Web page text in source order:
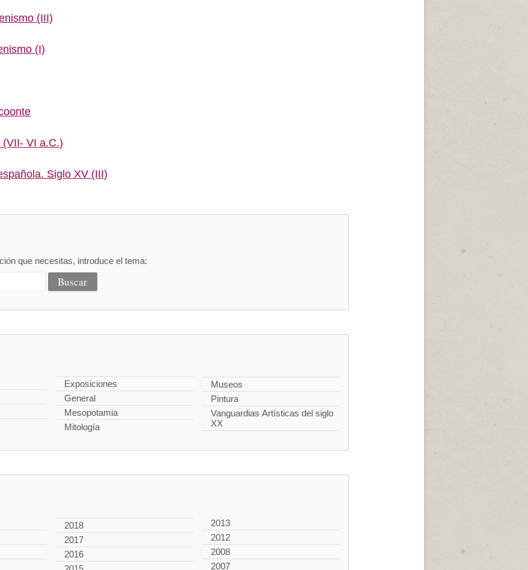
(III)
(I)
VI a.C.)
Siglo XV (III)
que necesitas, introduce el tema:
Exposiciones
General
Mesopotamia
Mitología
Museos
Pintura
Vanguardias Artísticas del siglo
XX
2018
2017
2016
2013
2012
2008
2007